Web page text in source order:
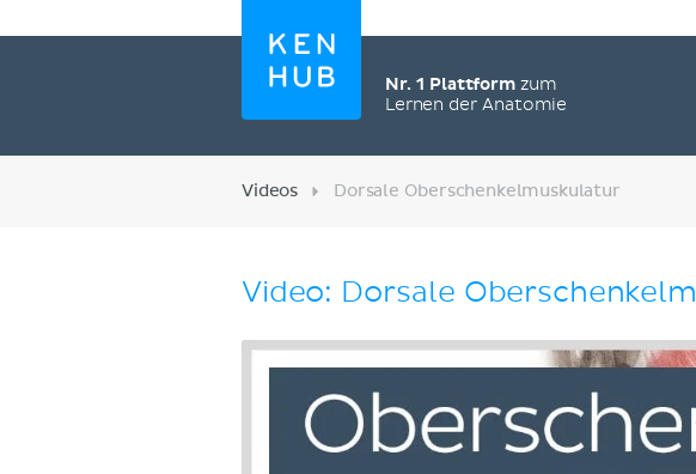
Nr. 1 Plattformzum
Lernen der Anatomie
Videos Dorsale Oberschenkelmuskulatur
Video: Dorsale